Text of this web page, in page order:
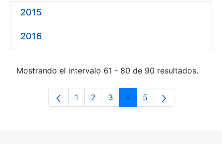
2015
2016
Mostrando el intervalo 61 - 80 de 90 resultados.
Página
1 Página
2 Página
3 Página
4 Página
5